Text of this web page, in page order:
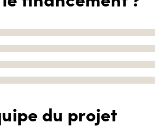
du projet